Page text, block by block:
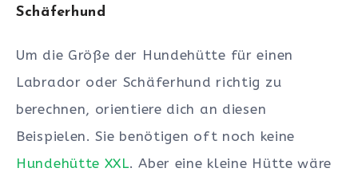
Schäferhund
Um die Größe der Hundehütte für einen
Labrador oder Schäferhund richtig zu
berechnen, orientiere dich an diesen
Beispielen. Sie benötigen oft noch keine
Hundehütte XXL. Aber eine kleine Hütte wäre